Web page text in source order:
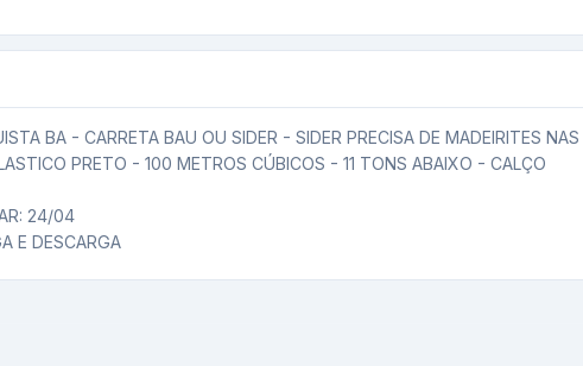
BA - CARRETA BAU OU SIDER - SIDER PRECISA DE MADEIRITES NAS
PRETO - 100 METROS CÚBICOS - 11 TONS ABAIXO - CALÇO
24/04
E DESCARGA